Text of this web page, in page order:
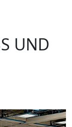
UND K